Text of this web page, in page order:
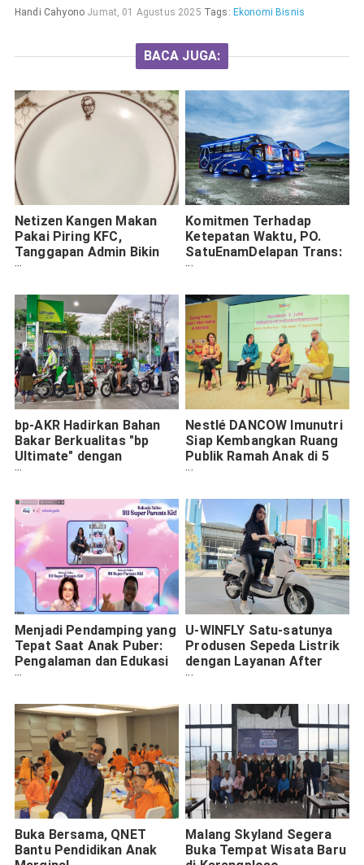
Handi Cahyono Jumat, 01 Agustus 2025 Tags: Ekonomi Bisnis
BACA JUGA:
Netizen Kangen Makan
Pakai Piring KFC,
Tanggapan Admin Bikin
Geli
Komitmen Terhadap
Ketepatan Waktu, PO.
SatuEnamDelapan Trans:
Pastikan Penumpang
bp-AKR Hadirkan Bahan
Bakar Berkualitas "bp
Ultimate" dengan
Teknologi ACTIVE di Jawa
Nestlé DANCOW Imunutri
Siap Kembangkan Ruang
Publik Ramah Anak di 5
Kota
Menjadi Pendamping yang
Tepat Saat Anak Puber:
Pengalaman dan Edukasi
dari Hers Protex
#PuberAntiBaper
U-WINFLY Satu-satunya
Produsen Sepeda Listrik
dengan Layanan After
Sales dan Garansi
Buka Bersama, QNET
Bantu Pendidikan Anak
Malang Skyland Segera
Buka Tempat Wisata Baru